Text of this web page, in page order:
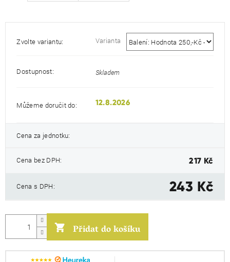
Zvolte variantu: Varianta
Dostupnost: Skladem
Můžeme doručit do: 12.8.2026
Cena za jednotku:
Cena bez DPH: 217 Kč
Cena s DPH: 243 Kč
Přidat do košíku